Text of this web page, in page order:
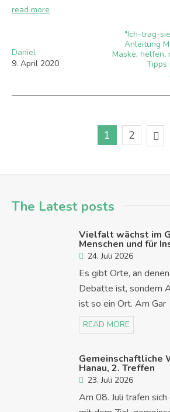
read more
Daniel
9. April 2020
"Ich-trag-
Anleitung
Maske, helfen,
Tipps
1 2
The Latest posts
Vielfalt wächst im
Menschen und für
24. Juli 2026
Es gibt Orte, an
Debatte ist, sondern
ist so ein Ort. Am Gar
READ MORE
Gemeinschaftliche
Hanau, 2. Treffen
23. Juli 2026
Am 08. Juli trafen